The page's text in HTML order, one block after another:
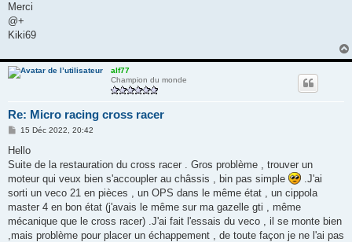
Merci
@+
Kiki69
alf77
Champion du monde
Re: Micro racing cross racer
M
s
a
g
15 Déc 2022, 20:42
Hello
Suite de la restauration du cross racer . Gros problème , trouver un
moteur qui veux bien s'accoupler au châssis , bin pas simple
.J'ai
sorti un veco 21 en pièces , un OPS dans le même état , un cippola
master 4 en bon état (j'avais le même sur ma gazelle gti , même
mécanique que le cross racer) .J'ai fait l'essais du veco , il se monte bien
,mais problème pour placer un échappement , de toute façon je ne l'ai pas